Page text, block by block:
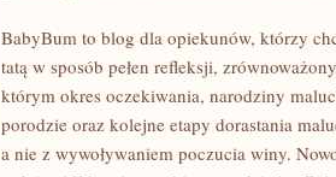
BabyBum to blog dla opiekunów, którzy
tatą w sposób pełen refleksji,
którym okres oczekiwania, narodziny
porodzie oraz kolejne etapy dorastania
a nie z wywoływaniem poczucia winy.